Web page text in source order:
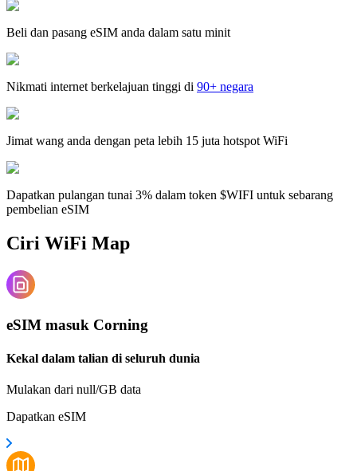
Beli dan pasang eSIM anda dalam satu minit
Nikmati internet berkelajuan tinggi di 90+ negara
Jimat wang anda dengan peta lebih 15 juta hotspot WiFi
Dapatkan pulangan tunai 3% dalam token $WIFI untuk sebarang
pembelian eSIM
Ciri WiFi Map
eSIM masuk Corning
Kekal dalam talian di seluruh dunia
Mulakan dari null/GB data
Dapatkan eSIM